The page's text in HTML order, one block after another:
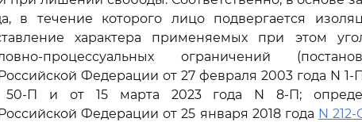
в течение которого лицо подвергается
характера применяемых при этом
процессуальных ограничений
Федерации от 27 февраля 2003 года N 1-
50-П и от 15 марта 2023 года N 8-П;
Федерации от 25 января 2018 года N 212-